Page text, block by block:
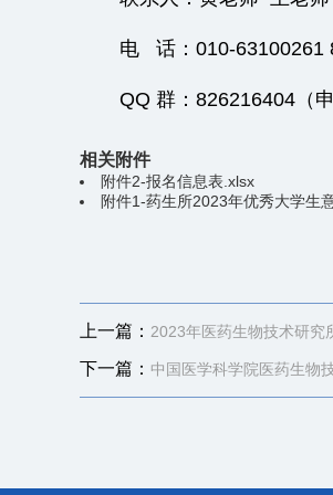
电 话：010-63100261
QQ 群：826216404（
相关附件
附件2-报名信息表.xlsx
附件1-药生所2023年优秀大学生
上一篇： 2023年医药生物技术研究
下一篇： 中国医学科学院医药生物